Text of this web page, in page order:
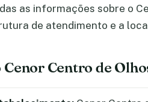
as informações sobre o
de atendimento e a
Centro de